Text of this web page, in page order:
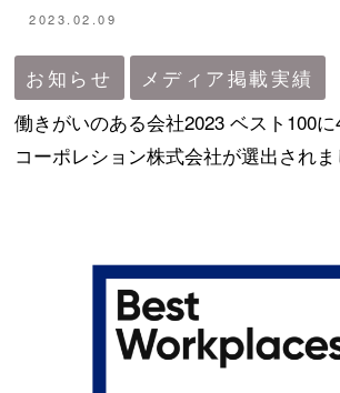
店舗紹介
コラム
2023.02.09
お知らせ メディア掲載実績
働きがいのある会社2023 ベスト100
コーポレション株式会社が選出されま